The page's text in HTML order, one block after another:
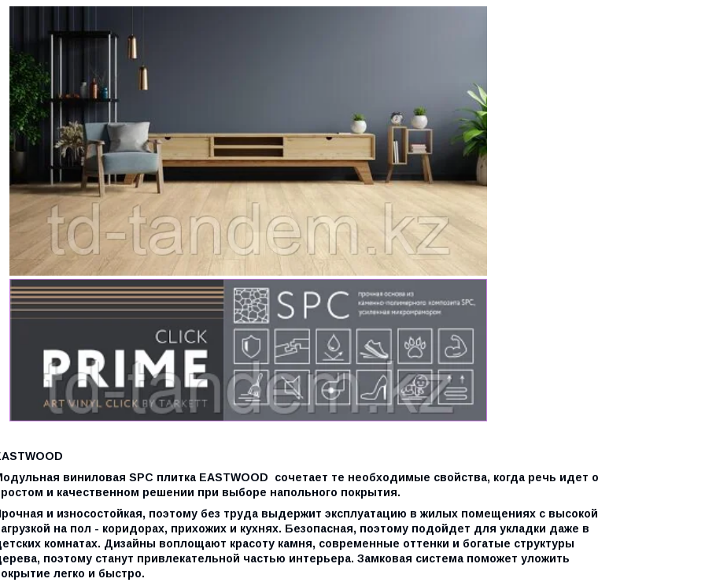
виниловая SPC плитка EASTWOOD
сочетает те необходимые свойства, когда речь идет о
и качественном решении при выборе напольного покрытия.
и износостойкая, поэтому без труда выдержит эксплуатацию в жилых помещениях с высокой
на пол - коридорах, прихожих и кухнях. Безопасная, поэтому подойдет для укладки даже в
комнатах. Дизайны воплощают красоту камня, современные оттенки и богатые структуры
поэтому станут привлекательной частью интерьера. Замковая система поможет уложить
легко и быстро.